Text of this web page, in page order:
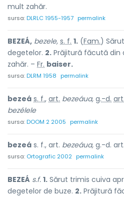
mult zahăr.
sursa:DLRLC 1955-1957 permalink
BEZEÁ, bezele, s. f. 1. (Fam.)
degetelor. 2. Prăjitură făcută din
zahăr. – Fr. baiser.
sursa:DLRM 1958 permalink
bezeá s. f., art. bezeáua, g.-d.
bezélele
sursa:DOOM 2 2005 permalink
bezeá s. f., art. bezeáua, g.-d. art.
sursa: Ortografic 2002 permalink
BEZEÁ s.f. 1. Sărut trimis cuiva
degetelor de buze. 2. Prăjitură